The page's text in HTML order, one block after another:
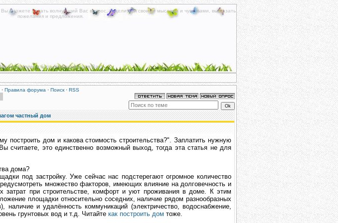
сможете задать волнующий Вас вопрос, поделиться своими мыслями и чувствами, высказать
пожелания и предложения.
постараемся быть полезными для Вас!
· Правила форума · Поиск· RSS
частный дом
построить дом и какова стоимость строительства?". Заплатить нужную
это единственно возможный выход, тогда эта статья не для
дома?
под застройку. Уже сейчас нас подстерегают огромное количество
множество факторов, имеющих влияние на долговечность и
затрат при строительстве, комфорт и уют проживания в доме. К этим
площадки относительно соседних, наличие рядом разнообразных
наличие и удалённость коммуникаций (электричество, водоснабжение,
грунтовых вод и т.д. Читайте как построить дом тоже.